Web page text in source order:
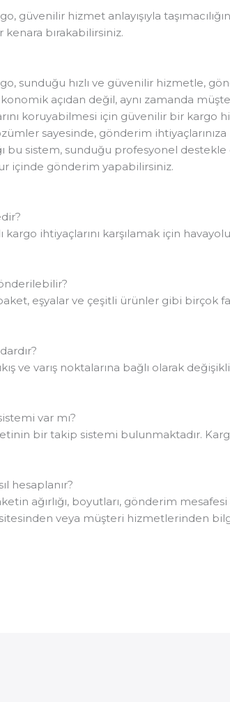
güvenilir hizmet anlayışıyla
bırakabilirsiniz.
sunduğu hızlı ve güvenilir hizmetle,
açıdan değil, aynı zamanda
koruyabilmesi için güvenilir bir kargo
sayesinde, gönderim
bu sistem, sunduğu profesyonel
içinde gönderim yapabilirsiniz.
kargo ihtiyaçlarını karşılamak için
eşyalar ve çeşitli ürünler gibi birçok
ve varış noktalarına bağlı olarak
var mı?
bir takip sistemi bulunmaktadır.
hesaplanır?
ağırlığı, boyutları, gönderim
sitesinden veya müşteri hizmetlerinden